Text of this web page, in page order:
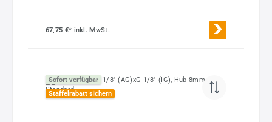
67,75 €* inkl. MwSt.
Sofort verfügbar
Staffelrabatt sichern